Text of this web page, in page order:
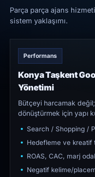
Parça parça ajans
sistem yaklaşımı.
Performans
Konya Taşkent
Yönetimi
Bütçeyi harcamak
dönüştürmek için yapı
Search / Shopping /
Hedefleme ve kreatif
ROAS, CAC, marj
Negatif kelime/